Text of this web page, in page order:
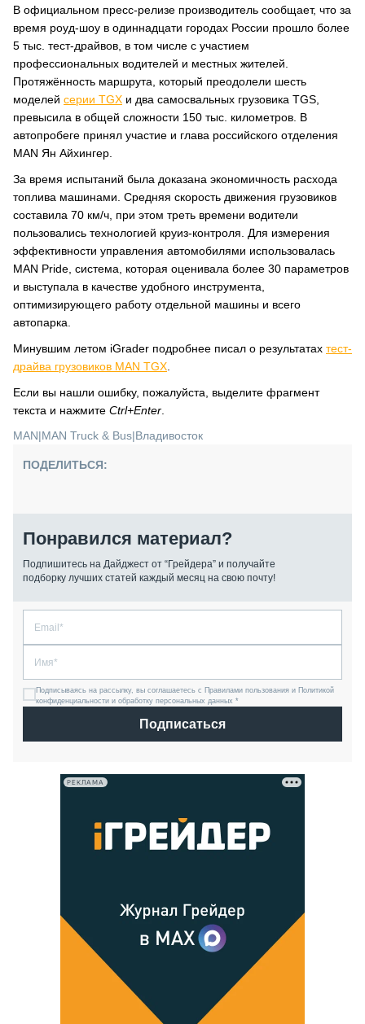
В официальном пресс-релизе производитель сообщает, что за
время роуд-шоу в одиннадцати городах России прошло более
5 тыс. тест-драйвов, в том числе с участием
профессиональных водителей и местных жителей.
Протяжённость маршрута, который преодолели шесть
моделей серии TGX и два самосвальных грузовика TGS,
превысила в общей сложности 150 тыс. километров. В
автопробеге принял участие и глава российского отделения
MAN Ян Айхингер.
За время испытаний была доказана экономичность расхода
топлива машинами. Средняя скорость движения грузовиков
составила 70 км/ч, при этом треть времени водители
пользовались технологией круиз-контроля. Для измерения
эффективности управления автомобилями использовалась
MAN Pride, система, которая оценивала более 30 параметров
и выступала в качестве удобного инструмента,
оптимизирующего работу отдельной машины и всего
автопарка.
Минувшим летом iGrader подробнее писал о результатах тест-
драйва грузовиков MAN TGX
Если вы нашли ошибку, пожалуйста, выделите фрагмент
текста и нажмите Ctrl+Enter
MAN|MAN Truck & Bus|Владивосток
ПОДЕЛИТЬСЯ:
Понравился материал?
Подпишитесь на Дайджест от “Грейдера” и получайте
подборку лучших статей каждый месяц на свою почту!
Подписываясь на рассылку, вы соглашаетесь с Правилами пользования и Политикой
конфиденциальности и обработку персональных данных *
Подписаться
РЕКЛАМА